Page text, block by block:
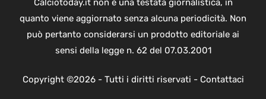
Calciotoday.it non è una testata giornalistica, in
quanto viene aggiornato senza alcuna periodicità. Non
può pertanto considerarsi un prodotto editoriale ai
sensi della legge n. 62 del 07.03.2001
Copyright ©2026 - Tutti i diritti riservati - Contattaci